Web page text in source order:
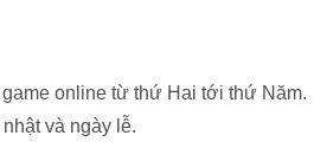
online từ thứ Hai tới thứ Năm.
và ngày lễ.